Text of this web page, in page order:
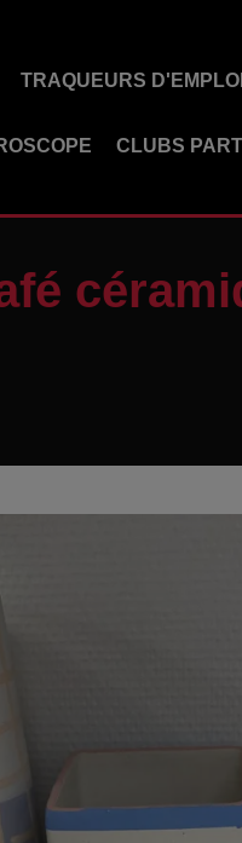
TRAQUEURS D'EMPLOI
CLUBS